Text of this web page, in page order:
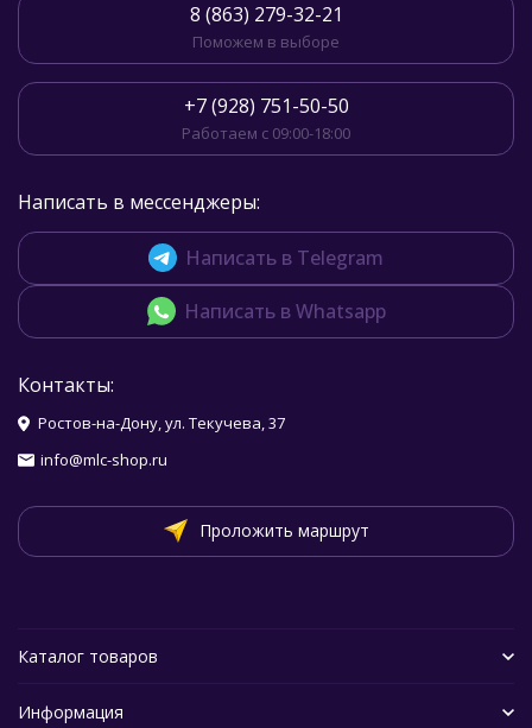
8 (863) 279-32-21
Поможем в выборе
+7 (928) 751-50-50
Работаем с 09:00-18:00
Написать в мессенджеры:
Написать в Telegram
Написать в Whatsapp
Контакты:
Ростов-на-Дону, ул. Текучева, 37
info@mlc-shop.ru
Проложить маршрут
Каталог товаров
Информация